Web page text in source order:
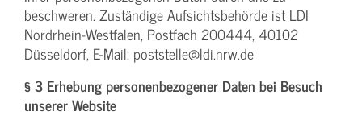
beschweren. Zuständige Aufsichtsbehörde ist LDI
Nordrhein-Westfalen, Postfach 200444, 40102
Düsseldorf, E-Mail: poststelle@ldi.nrw.de
§ 3 Erhebung personenbezogener Daten bei Besuch
unserer Website